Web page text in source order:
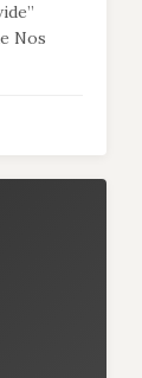
Nos